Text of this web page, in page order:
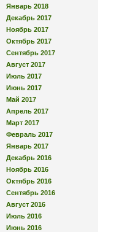
Январь 2018
Декабрь 2017
Ноябрь 2017
Октябрь 2017
Сентябрь 2017
Август 2017
Июль 2017
Июнь 2017
Май 2017
Апрель 2017
Март 2017
Февраль 2017
Январь 2017
Декабрь 2016
Ноябрь 2016
Октябрь 2016
Сентябрь 2016
Август 2016
Июль 2016
Июнь 2016